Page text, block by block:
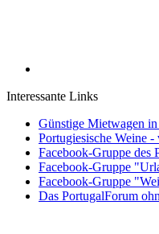
Interessante Links
Günstige Mietwagen
Portugiesische Weine
Facebook-Gruppe des
Facebook-Gruppe
Facebook-Gruppe
Das PortugalForum